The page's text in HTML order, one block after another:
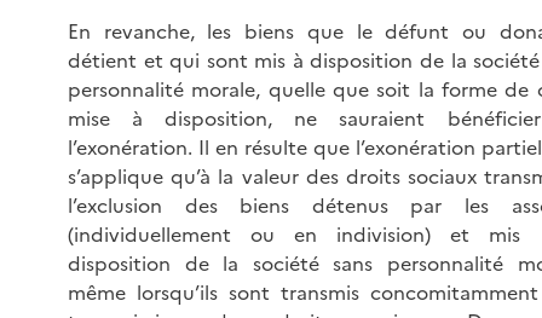
En revanche, les biens que le défunt ou
détient et qui sont mis à disposition de la société
personnalité morale, quelle que soit la forme de
mise à disposition, ne sauraient
l’exonération. Il en résulte que l’exonération
s’applique qu’à la valeur des droits sociaux
l’exclusion des biens détenus par les
(individuellement ou en indivision) et
disposition de la société sans personnalité
même lorsqu’ils sont transmis